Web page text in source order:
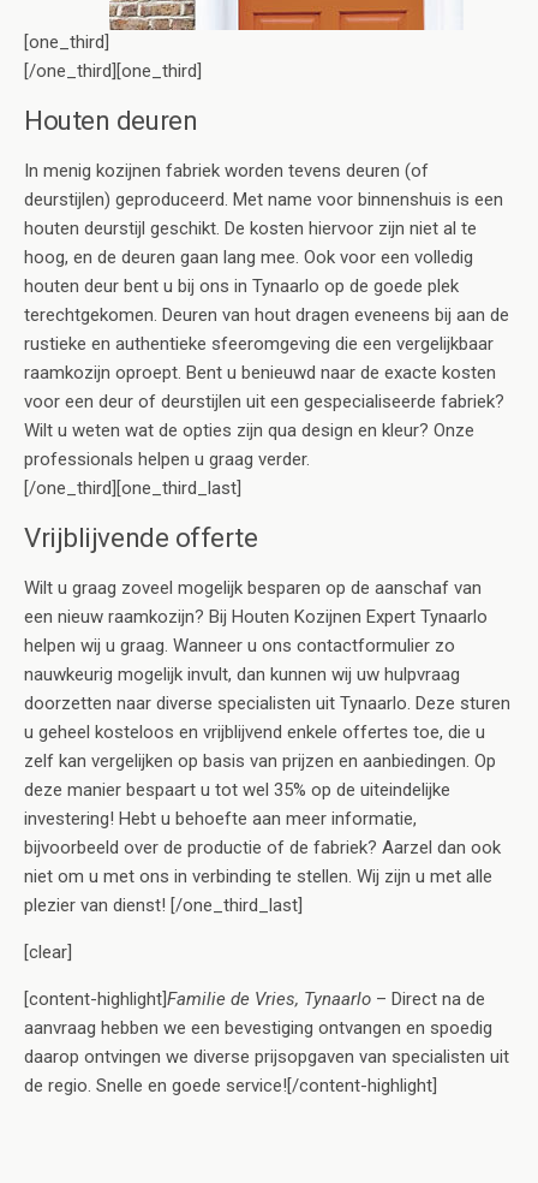
[one_third]
[/one_third][one_third]
Houten deuren
In menig kozijnen fabriek worden tevens deuren (of
deurstijlen) geproduceerd. Met name voor binnenshuis is een
houten deurstijl geschikt. De kosten hiervoor zijn niet al te
hoog, en de deuren gaan lang mee. Ook voor een volledig
houten deur bent u bij ons in Tynaarlo op de goede plek
terechtgekomen. Deuren van hout dragen eveneens bij aan de
rustieke en authentieke sfeeromgeving die een vergelijkbaar
raamkozijn oproept. Bent u benieuwd naar de exacte kosten
voor een deur of deurstijlen uit een gespecialiseerde fabriek?
Wilt u weten wat de opties zijn qua design en kleur? Onze
professionals helpen u graag verder.
[/one_third][one_third_last]
Vrijblijvende offerte
Wilt u graag zoveel mogelijk besparen op de aanschaf van
een nieuw raamkozijn? Bij Houten Kozijnen Expert Tynaarlo
helpen wij u graag. Wanneer u ons contactformulier zo
nauwkeurig mogelijk invult, dan kunnen wij uw hulpvraag
doorzetten naar diverse specialisten uit Tynaarlo. Deze sturen
u geheel kosteloos en vrijblijvend enkele offertes toe, die u
zelf kan vergelijken op basis van prijzen en aanbiedingen. Op
deze manier bespaart u tot wel 35% op de uiteindelijke
investering! Hebt u behoefte aan meer informatie,
bijvoorbeeld over de productie of de fabriek? Aarzel dan ook
niet om u met ons in verbinding te stellen. Wij zijn u met alle
plezier van dienst! [/one_third_last]
[clear]
[content-highlight]Familie de Vries, Tynaarlo – Direct na de
aanvraag hebben we een bevestiging ontvangen en spoedig
daarop ontvingen we diverse prijsopgaven van specialisten uit
de regio. Snelle en goede service![/content-highlight]